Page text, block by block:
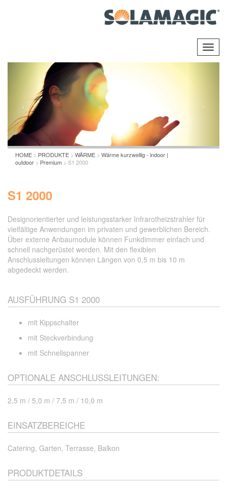
HOME > PRODUKTE > WÄRME > Wärme kurzwellig - indoor |
outdoor > Premium > S1 2000
S1 2000
Designorientierter und leistungsstarker Infrarotheizstrahler für
vielfältige Anwendungen im privaten und gewerblichen Bereich.
Über externe Anbaumodule können Funkdimmer einfach und
schnell nachgerüstet werden. Mit den flexiblen
Anschlussleitungen können Längen von 0,5 m bis 10 m
abgedeckt werden.
AUSFÜHRUNG S1 2000
mit Kippschalter
mit Steckverbindung
mit Schnellspanner
OPTIONALE ANSCHLUSSLEITUNGEN:
2,5 m / 5,0 m / 7,5 m / 10,0 m
EINSATZBEREICHE
Catering, Garten, Terrasse, Balkon
PRODUKTDETAILS